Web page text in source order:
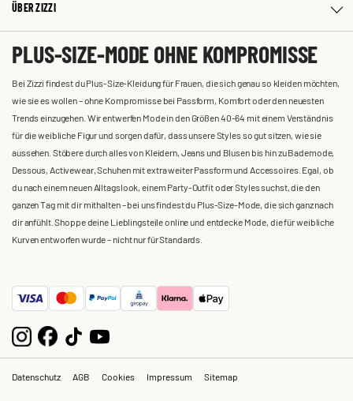
ÜBER ZIZZI
PLUS-SIZE-MODE OHNE KOMPROMISSE
Bei Zizzi findest du Plus-Size-Kleidung für Frauen, die sich genau so kleiden möchten,
wie sie es wollen – ohne Kompromisse bei Passform, Komfort oder den neuesten
Trends einzugehen. Wir entwerfen Mode in den Größen 40-64 mit einem Verständnis
für die weibliche Figur und sorgen dafür, dass unsere Styles so gut sitzen, wie sie
aussehen. Stöbere durch alles von Kleidern, Jeans und Blusen bis hin zu Bademode,
Dessous, Activewear, Schuhen mit extra weiter Passform und Accessoires. Egal, ob
du nach einem neuen Alltagslook, einem Party-Outfit oder Styles suchst, die den
ganzen Tag mit dir mithalten – bei uns findest du Plus-Size-Mode, die sich ganz nach
dir anfühlt. Shoppe deine Lieblingsteile online und entdecke Mode, die für weibliche
Kurven entworfen wurde – nicht nur für Standards.
Datenschutz AGB Cookies Impressum Sitemap